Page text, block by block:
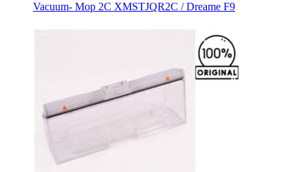
Vacuum- Mop 2C XMSTJQR2C / Dreame F9